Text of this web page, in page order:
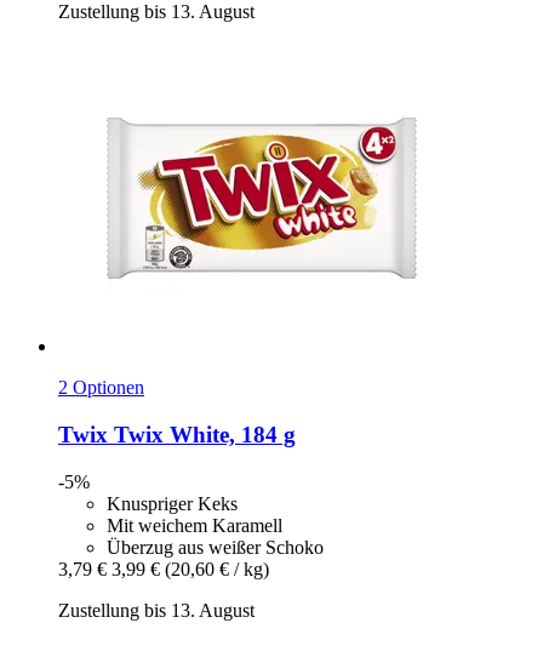
Zustellung bis 13. August
2 Optionen
Twix Twix White, 184 g
-5%
Knuspriger Keks
Mit weichem Karamell
Überzug aus weißer Schoko
3,79 € 3,99 € (20,60 € / kg)
Zustellung bis 13. August